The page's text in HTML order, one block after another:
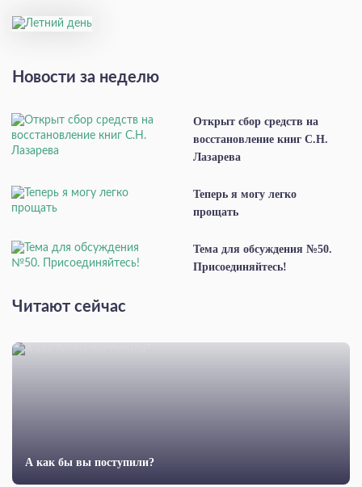
Новости за неделю
Открыт сбор средств на
восстановление книг С.Н.
Лазарева
Теперь я могу легко
прощать
Тема для обсуждения №50.
Присоединяйтесь!
Читают сейчас
А как бы вы поступили?